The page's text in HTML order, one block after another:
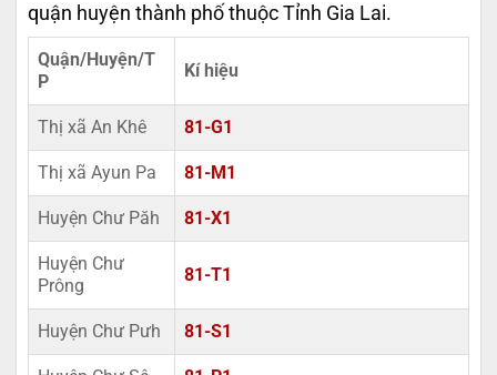
quận huyện thành phố thuộc Tỉnh Gia Lai.
Quận/Huyện/T
P
Kí hiệu
Thị xã An Khê 81-G1
Thị xã Ayun Pa 81-M1
Huyện Chư Păh 81-X1
Huyện Chư
Prông
81-T1
Huyện Chư Pưh 81-S1